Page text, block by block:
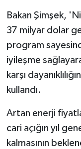
Bakan Şimşek,
37 milyar dolar
program
iyileşme
karşı
kullandı.
Artan enerji
cari açığın yıl
kalmasının